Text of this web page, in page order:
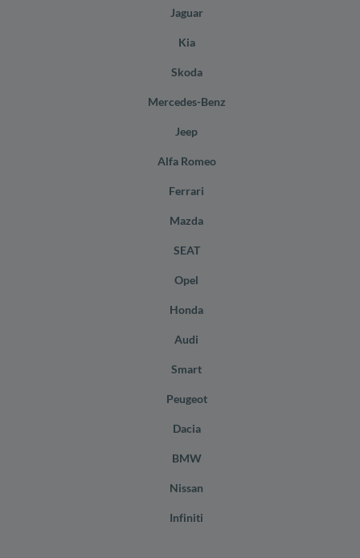
Jaguar
Kia
Skoda
Mercedes-Benz
Jeep
Alfa Romeo
Ferrari
Mazda
SEAT
Opel
Honda
Audi
Smart
Peugeot
Dacia
BMW
Nissan
Infiniti